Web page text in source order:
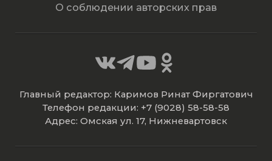
О соблюдении авторских прав
Главный редактор: Каримов Ринат Фиргатович
Телефон редакции: +7 (9028) 58-58-58
Адрес: Омская ул. 17, Нижневартовск